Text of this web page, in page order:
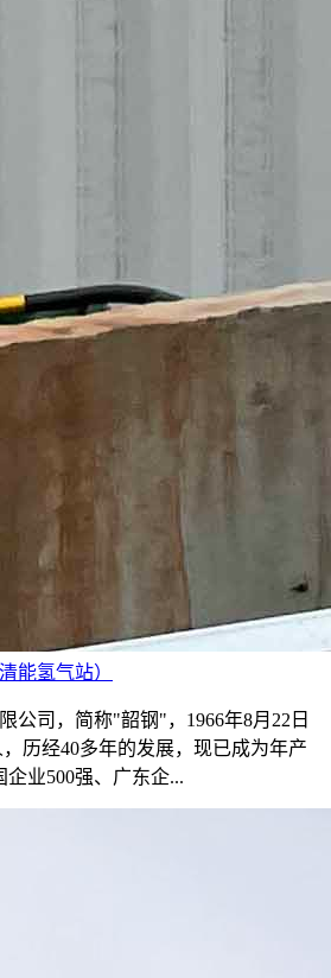
能氢气站）
公司，简称"韶钢"，1966年8月22日
历经40多年的发展，现已成为年产
业500强、广东企...